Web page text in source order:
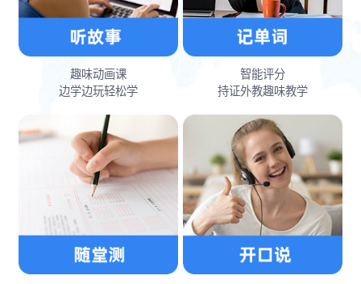
趣味动画课
边学边玩轻松学
智能评分
持证外教趣味教学